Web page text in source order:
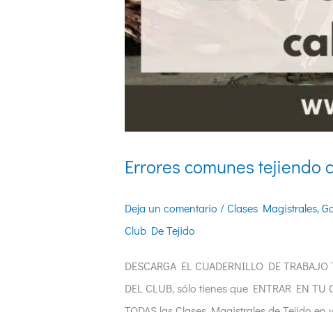
Errores comunes tejiendo
Deja un comentario /Clases Magistrales,
Club De Tejido
DESCARGA EL CUADERNILLO DE
DEL CLUB, sólo tienes que ENTRAR EN